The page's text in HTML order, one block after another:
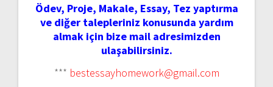
Ödev, Proje, Makale, Essay, Tez yaptırma
ve diğer talepleriniz konusunda yardım
almak için bize mail adresimizden
ulaşabilirsiniz.
*** bestessayhomework@gmail.com